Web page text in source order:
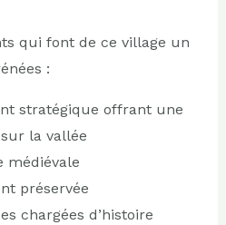
qui font de ce village un
:
stratégique offrant une
la vallée
médiévale
préservée
chargées d’histoire